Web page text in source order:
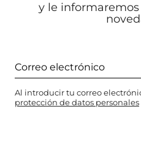
y le
Al introducir tu correo
protección de datos personales